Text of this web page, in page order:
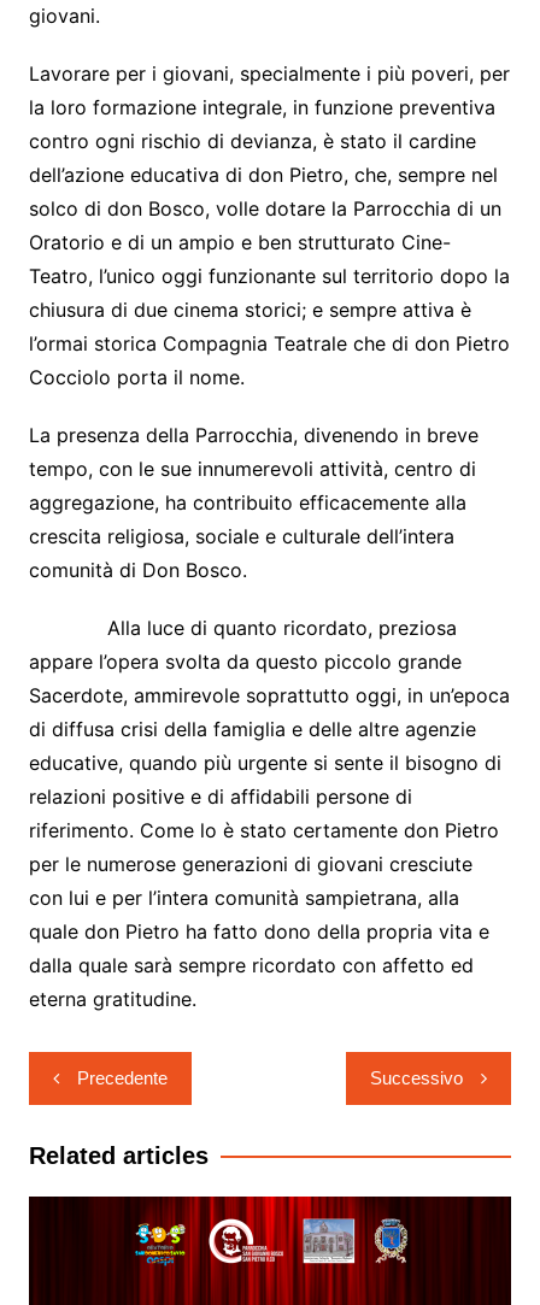
giovani.
Lavorare per i giovani, specialmente i più poveri, per
la loro formazione integrale, in funzione preventiva
contro ogni rischio di devianza, è stato il cardine
dell’azione educativa di don Pietro, che, sempre nel
solco di don Bosco, volle dotare la Parrocchia di un
Oratorio e di un ampio e ben strutturato Cine-
Teatro, l’unico oggi funzionante sul territorio dopo la
chiusura di due cinema storici; e sempre attiva è
l’ormai storica Compagnia Teatrale che di don Pietro
Cocciolo porta il nome.
La presenza della Parrocchia, divenendo in breve
tempo, con le sue innumerevoli attività, centro di
aggregazione, ha contribuito efficacemente alla
crescita religiosa, sociale e culturale dell’intera
comunità di Don Bosco.
Alla luce di quanto ricordato, preziosa
appare l’opera svolta da questo piccolo grande
Sacerdote, ammirevole soprattutto oggi, in un’epoca
di diffusa crisi della famiglia e delle altre agenzie
educative, quando più urgente si sente il bisogno di
relazioni positive e di affidabili persone di
riferimento. Come lo è stato certamente don Pietro
per le numerose generazioni di giovani cresciute
con lui e per l’intera comunità sampietrana, alla
quale don Pietro ha fatto dono della propria vita e
dalla quale sarà sempre ricordato con affetto ed
eterna gratitudine.
Navigazione
articoli
Precedente Successivo
Related articles